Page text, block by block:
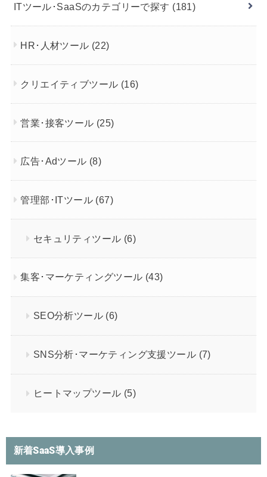
ITツール･SaaSのカテゴリーで探す (181)
HR･人材ツール (22)
クリエイティブツール (16)
営業･接客ツール (25)
広告･Adツール (8)
管理部･ITツール (67)
セキュリティツール (6)
集客･マーケティングツール (43)
SEO分析ツール (6)
SNS分析･マーケティング支援ツール (7)
ヒートマップツール (5)
新着SaaS導入事例